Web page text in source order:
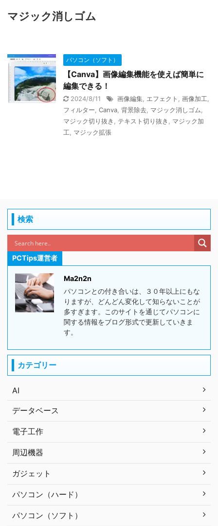
マジック消しゴム
パソコン（ソフト）
【Canva】画像編集機能を使えば簡単に
編集できる！
2024/8/11 画像編集 エフェクト 画像加工
フィルター Canva 背景除去 マジック消しゴム
マジック切り抜き
テキスト切り抜き
マジック加
工
マジック拡張
検索
PCTips運営者
Ma2n2n
パソコンとの付き合いは、３０年以上にもな
りますが、どんどん変化して知らないことが
多すぎます。このサイトを通じてパソコンに
関する情報をブログ形式で更新していきま
す。
カテゴリー
AI
データベース
電子工作
周辺機器
ガジェット
パソコン（ハード）
パソコン（ソフト）